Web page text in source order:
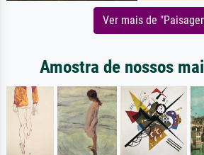
Ver mais de
Amostra de nossos